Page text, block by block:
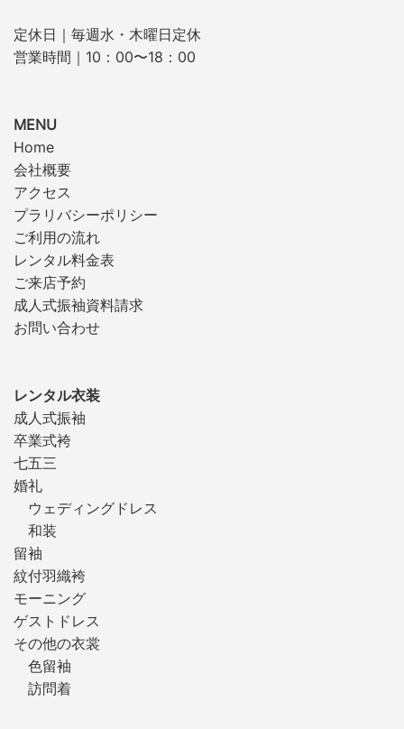
定休日｜毎週水・木曜日定休
営業時間｜10：00〜18：00
MENU
Home
会社概要
アクセス
プラリバシーポリシー
ご利用の流れ
レンタル料金表
ご来店予約
成人式振袖資料請求
お問い合わせ
レンタル衣装
成人式振袖
卒業式袴
七五三
婚礼
ウェディングドレス
和装
留袖
紋付羽織袴
モーニング
ゲストドレス
その他の衣裳
色留袖
訪問着